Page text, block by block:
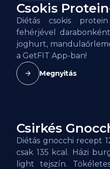
188kcal
Csokis
Diétás csokis
fehérjével
joghurt,
a GetFIT App-ban!
Megnyitás
135 kcal
Csirkés
Diétás gnocchi recept
csak 135 kcal. Házi
light tejszín.